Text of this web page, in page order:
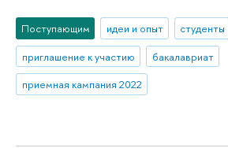
Поступающим идеи и опыт
студенты
приглашение к участию
бакалавриат
приемная кампания 2022